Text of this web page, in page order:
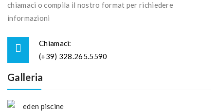
chiamaci o compila il nostro format per richiedere
informazioni
Chiamaci:
(+39) 328.265.5590
Galleria